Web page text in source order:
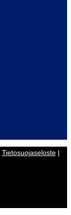
Tietosuojaseloste|